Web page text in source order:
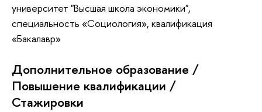
университет "Высшая школа экономики",
специальность «Социология», квалификация
«Бакалавр»
Дополнительное образование /
Повышение квалификации /
Стажировки